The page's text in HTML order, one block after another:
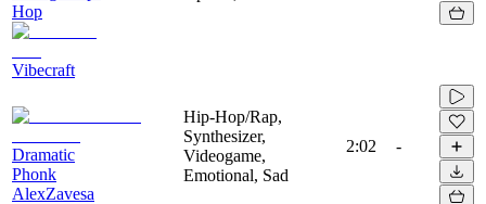
Hop
Vibecraft
Dramatic
Phonk
AlexZavesa
Hip-Hop/Rap,
Synthesizer,
Videogame,
Emotional, Sad
2:02 -